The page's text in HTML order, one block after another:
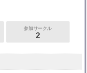
参加サークル
2